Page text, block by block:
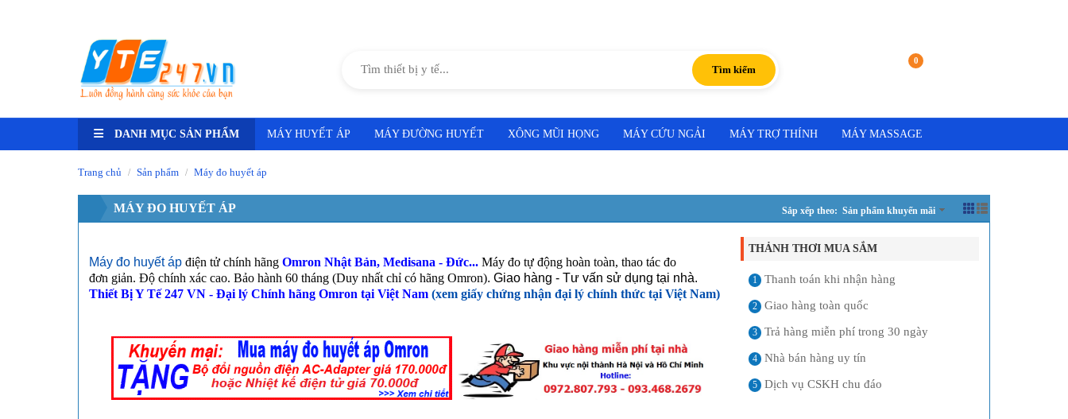
Tìm kiếm
0
Giỏ hàng
DANH MỤC SẢN PHẨM MÁY HUYẾT ÁP MÁY ĐƯỜNG HUYẾT XÔNG MŨI HỌNG MÁY CỨU NGẢI MÁY TRỢ THÍNH MÁY MASSAGE
Trang chủ / Sản phẩm / Máy đo huyết áp
MÁY ĐO HUYẾT ÁP Sắp xếp theo: Sản phẩm khuyến mãi
Máy đo huyết áp điện tử chính hãng Omron Nhật Bản, Medisana - Đức... Máy đo tự động hoàn toàn, thao tác đo
đơn giản. Độ chính xác cao. Bảo hành 60 tháng (Duy nhất chỉ có hãng Omron). Giao hàng - Tư vấn sử dụng tại nhà.
Thiết Bị Y Tế 247 VN - Đại lý Chính hãng Omron tại Việt Nam (xem giấy chứng nhận đại lý chính thức tại Việt Nam)
THẢNH THƠI MUA SẮM
1 Thanh toán khi nhận hàng
2 Giao hàng toàn quốc
3 Trả hàng miễn phí trong 30 ngày
4 Nhà bán hàng uy tín
5 Dịch vụ CSKH chu đáo